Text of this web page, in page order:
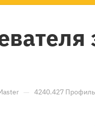
— 4240.427 Профиль